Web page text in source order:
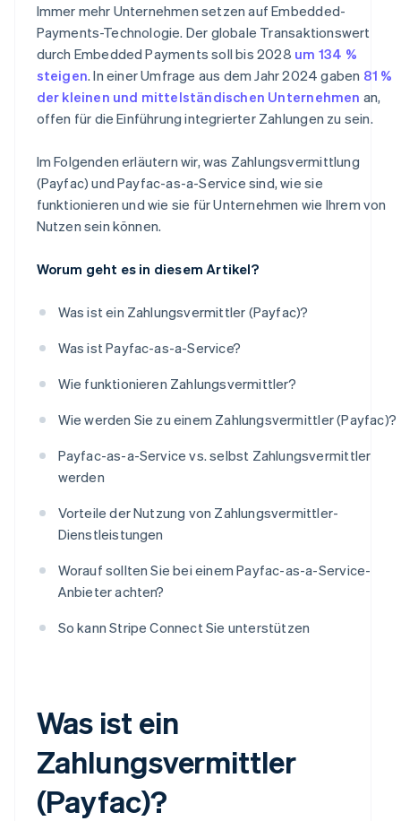
Immer mehr Unternehmen setzen auf Embedded-
Payments-Technologie. Der globale Transaktionswert
durch Embedded Payments soll bis 2028 um 134 %
steigen. In einer Umfrage aus dem Jahr 2024 gaben 81 %
der kleinen und mittelständischen Unternehmen an,
offen für die Einführung integrierter Zahlungen zu sein.
Im Folgenden erläutern wir, was Zahlungsvermittlung
(Payfac) und Payfac-as-a-Service sind, wie sie
funktionieren und wie sie für Unternehmen wie Ihrem von
Nutzen sein können.
Worum geht es in diesem Artikel?
Was ist ein Zahlungsvermittler (Payfac)?
Was ist Payfac-as-a-Service?
Wie funktionieren Zahlungsvermittler?
Wie werden Sie zu einem Zahlungsvermittler (Payfac)?
Payfac-as-a-Service vs. selbst Zahlungsvermittler
werden
Vorteile der Nutzung von Zahlungsvermittler-
Dienstleistungen
Worauf sollten Sie bei einem Payfac-as-a-Service-
Anbieter achten?
So kann Stripe Connect Sie unterstützen
Was ist ein
Zahlungsvermittler
(Payfac)?